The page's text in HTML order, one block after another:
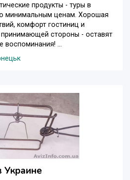
продукты - туры в
минимальным ценам. Хорошая
комфорт гостиниц и
принимающей стороны - оставят
воспоминания! ...
Украине